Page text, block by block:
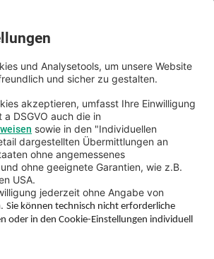
Hoher Kontrast: